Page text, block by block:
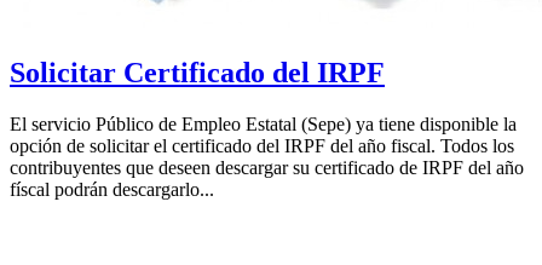
Solicitar Certificado del IRPF
El servicio Público de Empleo Estatal (Sepe) ya tiene disponible la
opción de solicitar el certificado del IRPF del año fiscal. Todos los
contribuyentes que deseen descargar su certificado de IRPF del año
físcal podrán descargarlo...